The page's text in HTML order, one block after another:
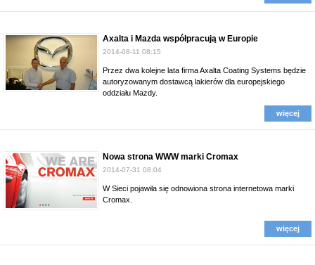
Axalta i Mazda współpracują w Europie
2014-08-11 08:15
Przez dwa kolejne lata firma Axalta Coating Systems będzie
autoryzowanym dostawcą lakierów dla europejskiego
oddziału Mazdy.
więcej
Nowa strona WWW marki Cromax
2014-07-31 08:04
W Sieci pojawiła się odnowiona strona internetowa marki
Cromax.
więcej